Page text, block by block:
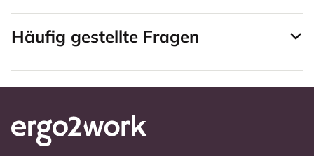
Häufig gestellte Fragen